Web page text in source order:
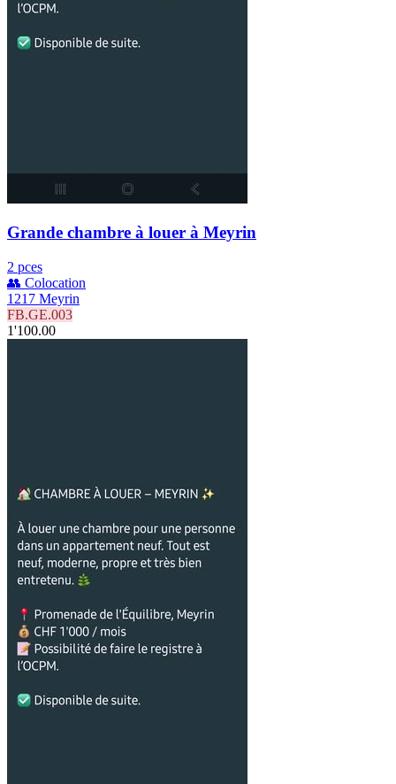
Grande chambre à louer à Meyrin
2 pces
👥 Colocation
1217 Meyrin
FB.GE.003
1'100.00